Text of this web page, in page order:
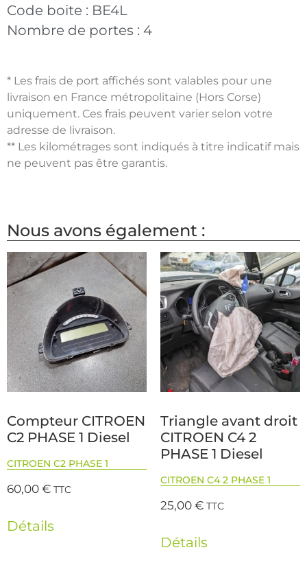
Code boite : BE4L
Nombre de portes : 4
* Les frais de port affichés sont valables pour une
livraison en France métropolitaine (Hors Corse)
uniquement. Ces frais peuvent varier selon votre
adresse de livraison.
** Les kilométrages sont indiqués à titre indicatif mais
ne peuvent pas être garantis.
Nous avons également :
Compteur CITROEN
C2 PHASE 1 Diesel
CITROEN C2 PHASE 1
60,00€ TTC
Détails
Triangle avant droit
CITROEN C4 2
PHASE 1 Diesel
CITROEN C4 2 PHASE 1
25,00€ TTC
Détails